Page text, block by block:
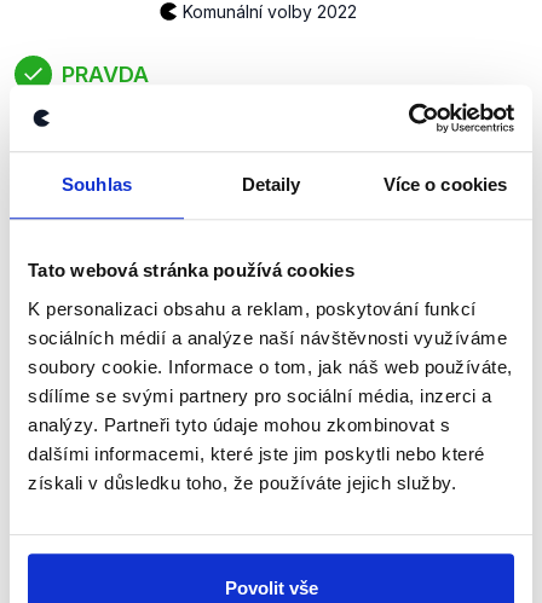
Souhlas Detaily Více o cookies
Tato webová stránka používá cookies
K personalizaci obsahu a reklam, poskytování funkcí
sociálních médií a analýze naší návštěvnosti využíváme
soubory cookie. Informace o tom, jak náš web používáte,
sdílíme se svými partnery pro sociální média, inzerci a
analýzy. Partneři tyto údaje mohou zkombinovat s
dalšími informacemi, které jste jim poskytli nebo které
získali v důsledku toho, že používáte jejich služby.
Povolit vše
Komunální volby 2022
PRAVDA
Parlament v dubnu 2020 přijal vládní návrh novely,
která zavedla pro platformy typu Airbnb povinnost
předat živnostenskému úřadu na žádost informace
zobrazit celé odůvodnění
Piráti
Dáváme například státu
nemovitosti na Bulovce, za něž
máme dostat pozemky vhodné
právě pro výstavbu městských
nájemních bytů.
Komunální volby 2022